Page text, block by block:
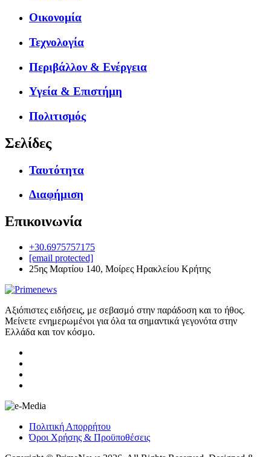
Οικονομία
Τεχνολογία
Περιβάλλον & Ενέργεια
Υγεία & Επιστήμη
Πολιτισμός
Σελίδες
Ταυτότητα
Διαφήμιση
Επικοινωνία
+30.6975757175
[email protected]
25ης Μαρτίου 140, Μοίρες Ηρακλείου Κρήτης
Αξιόπιστες ειδήσεις, με σεβασμό στην παράδοση και το ήθος.
Μείνετε ενημερωμένοι για όλα τα σημαντικά γεγονότα στην
Ελλάδα και τον κόσμο.
Πολιτική Απορρήτου
Όροι Χρήσης & Προϋποθέσεις